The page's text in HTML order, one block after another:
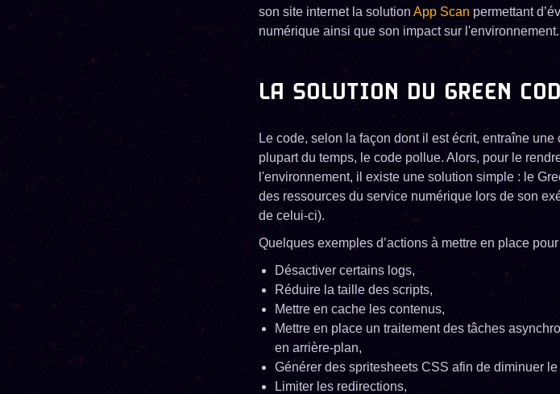
son site internet la solution App Scan permettant
numérique ainsi que son impact sur l'environnement.
LA SOLUTION DU GREEN
Le code, selon la façon dont il est écrit, entraîne
plupart du temps, le code pollue. Alors, pour le
l'environnement, il existe une solution simple : le
des ressources du service numérique lors de son
de celui-ci).
Quelques exemples d’actions à mettre en place pour
Désactiver certains logs,
Réduire la taille des scripts,
Mettre en cache les contenus,
Mettre en place un traitement des tâches
en arrière-plan,
Générer des spritesheets CSS afin de diminuer
Limiter les redirections,